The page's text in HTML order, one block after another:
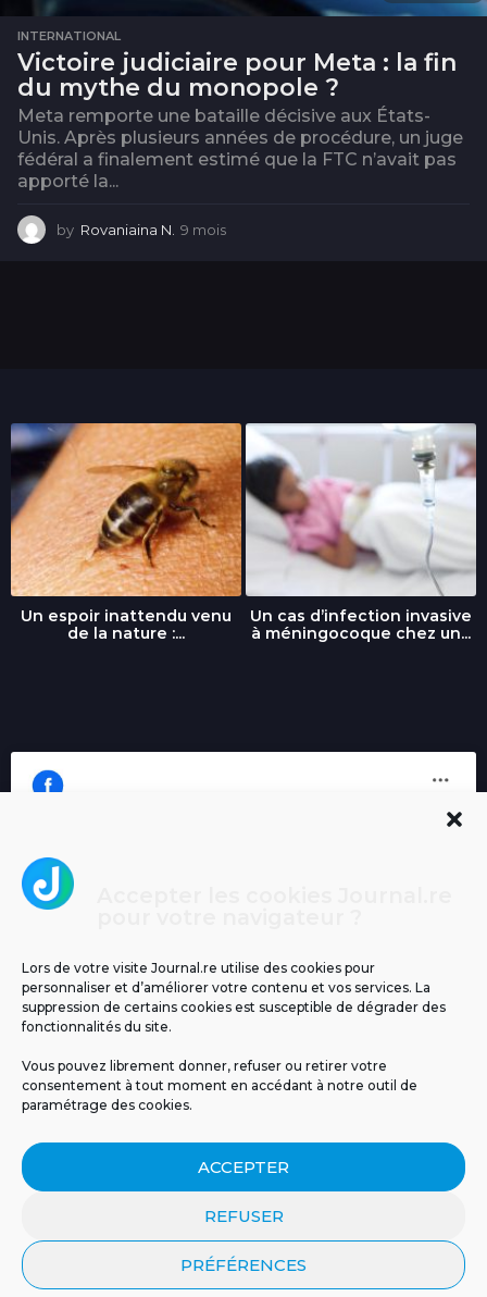
Lors de votre visite Journal.re utilise des cookies pour
personnaliser et d’améliorer votre contenu et vos services. La
suppression de certains cookies est susceptible de dégrader des
fonctionnalités du site.
Vous pouvez librement donner, refuser ou retirer votre
consentement à tout moment en accédant à notre outil de
paramétrage des cookies.
ACCEPTER
REFUSER
PRÉFÉRENCES
INTERNATIONAL
Victoire judiciaire pour Meta : la fin
du mythe du monopole ?
Meta remporte une bataille décisive aux États-
Unis. Après plusieurs années de procédure, un juge
fédéral a finalement estimé que la FTC n’avait pas
apporté la...
by Rovaniaina N. 9 mois
Un espoir inattendu venu
de la nature :...
Un cas d’infection invasive
à méningocoque chez un...
MENTIONS LÉGALES PUBLICITÉ
BLOG
NOS ÉMISSIONS
POLITIQUE DE CONFIDENTIALITÉ
CONTACT
© 2026 Tous droits réservés